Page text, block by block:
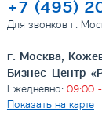
+7 (495)
Для звонков г.
г. Москва,
Бизнес-Центр
Ежедневно: 09:00
Показать на карте